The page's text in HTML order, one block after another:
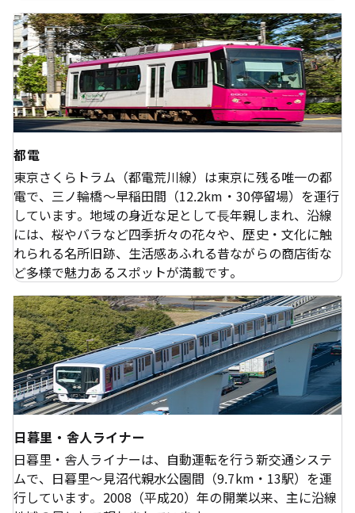
都電
東京さくらトラム（都電荒川線）は東京に残る唯一の都
電で、三ノ輪橋～早稲田間（12.2km・30停留場）を運行
しています。地域の身近な足として⾧年親しまれ、沿線
には、桜やバラなど四季折々の花々や、歴史・文化に触
れられる名所旧跡、生活感あふれる昔ながらの商店街な
ど多様で魅力あるスポットが満載です。
日暮里・舎人ライナー
日暮里・舎人ライナーは、自動運転を行う新交通システ
ムで、日暮里～見沼代親水公園間（9.7km・13駅）を運
行しています。2008（平成20）年の開業以来、主に沿線